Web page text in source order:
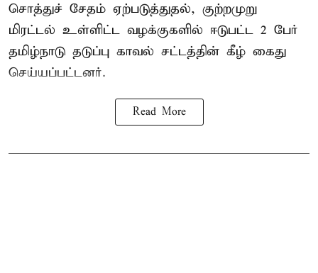
சொத்துச் சேதம் ஏற்படுத்துதல், குற்றமுறு
மிரட்டல் உள்ளிட்ட வழக்குகளில் ஈடுபட்ட 2 பேர்
தமிழ்நாடு தடுப்பு காவல் சட்டத்தின் கீழ் கைது
செய்யப்பட்டனர்.
Read More